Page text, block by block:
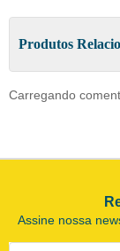
Produtos
Carregando
Assine nossa